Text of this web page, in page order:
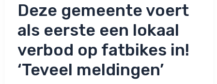
Deze gemeente voert
als eerste een lokaal
verbod op fatbikes in!
‘Teveel meldingen’